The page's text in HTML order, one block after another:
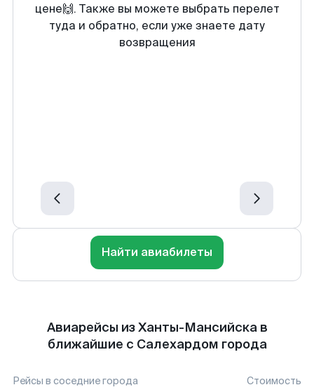
цене🙌. Также вы можете выбрать перелет
туда и обратно, если уже знаете дату
возвращения
Найти авиабилеты
Авиарейсы из Ханты-Мансийска в
ближайшие с Салехардом города
Рейсы в соседние города Стоимость